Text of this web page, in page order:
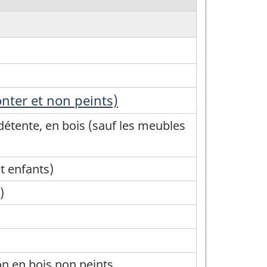
et non peints)
en bois (sauf les meubles
enfants)